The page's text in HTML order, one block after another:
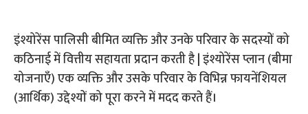
इंश्योरेंस पालिसी बीमित व्यक्ति और उनके परिवार के सदस्यों को
कठिनाई में वित्तीय सहायता प्रदान करती है | इंश्योरेंस प्लान (बीमा
योजनाएँ) एक व्यक्ति और उसके परिवार के विभिन्न फायनेंशियल
(आर्थिक) उद्देश्यों को पूरा करने में मदद करते हैं।